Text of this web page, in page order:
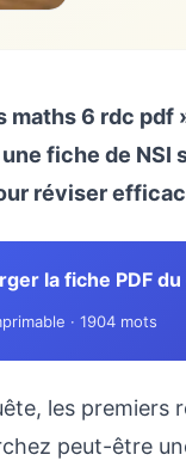
maths 6 rdc pdf
fiche de NSI
réviser
la fiche PDF
· 1904 mots
les premiers
peut-être